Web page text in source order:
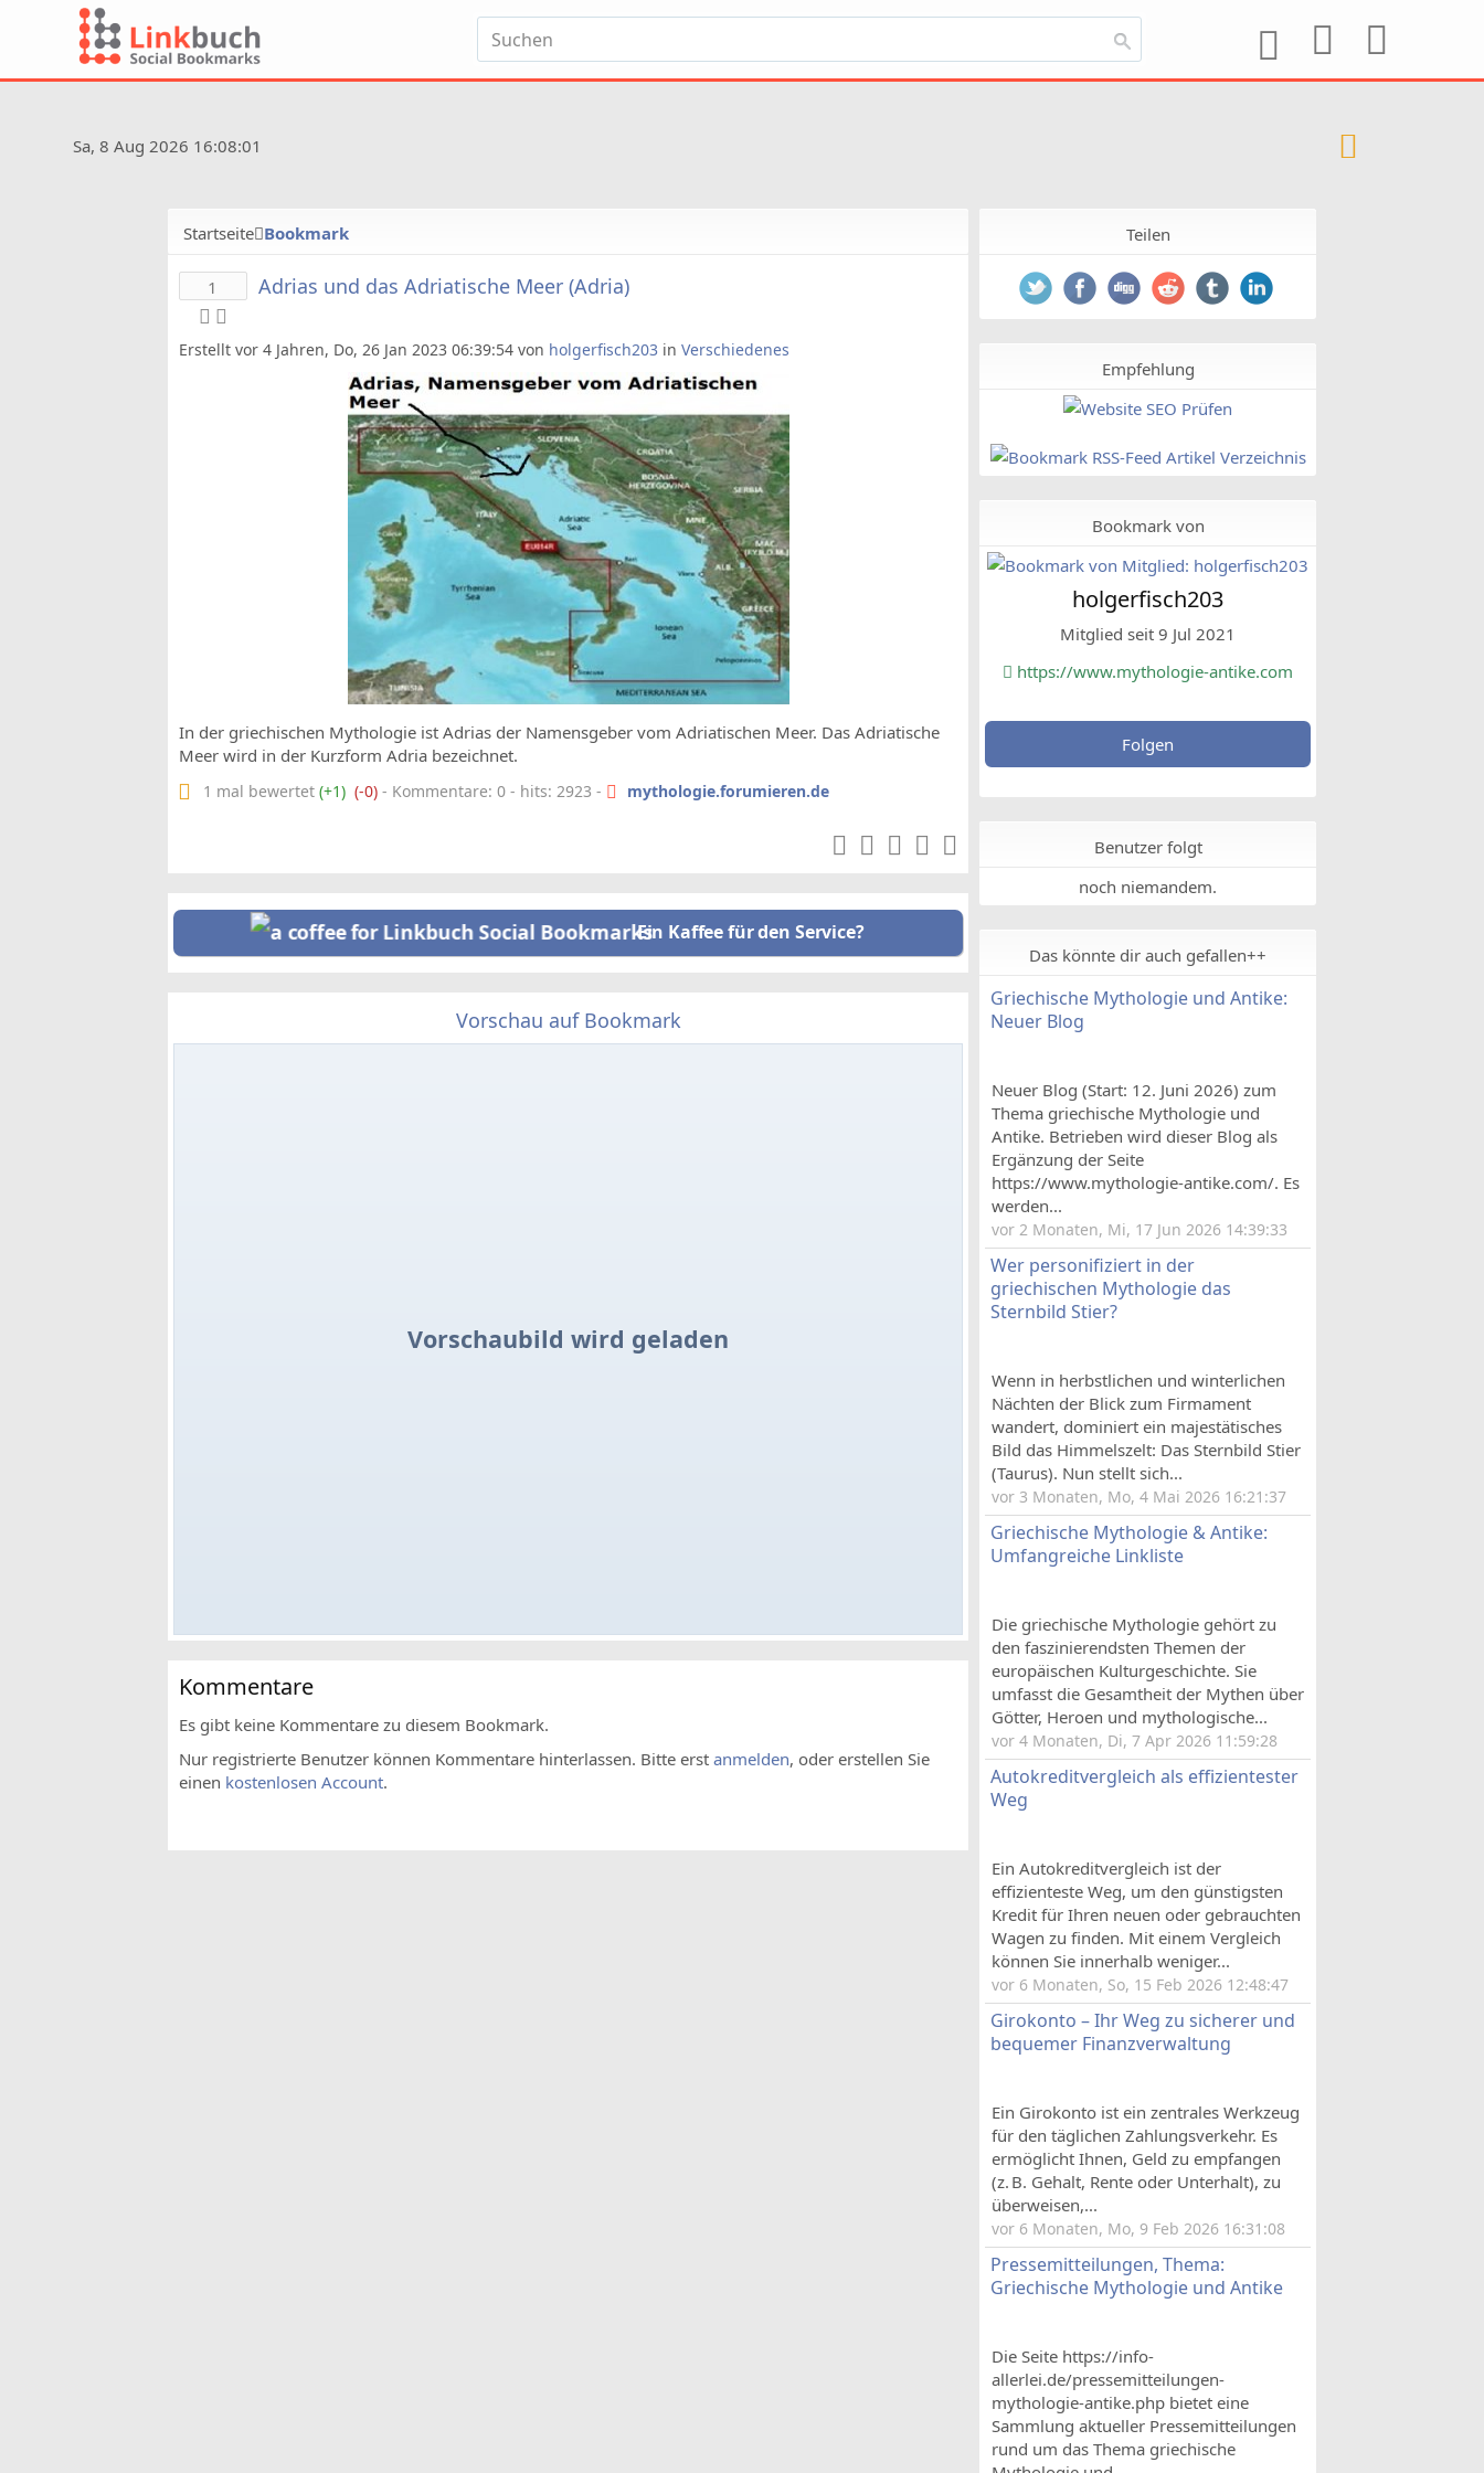
Sa, 8 Aug 2026 16:08:01
Startseite Bookmark
1 Adrias und das Adriatische Meer (Adria)
Erstellt vor 4 Jahren, Do, 26 Jan 2023 06:39:54 von holgerfisch203 in Verschiedenes
In der griechischen Mythologie ist Adrias der Namensgeber vom Adriatischen Meer. Das Adriatische
Meer wird in der Kurzform Adria bezeichnet.
1 mal bewertet (+1) (-0) - Kommentare: 0 - hits: 2923 - mythologie.forumieren.de
Ein Kaffee für den Service?
Vorschau auf Bookmark
Vorschaubild wird geladen
Kommentare
Es gibt keine Kommentare zu diesem Bookmark.
Nur registrierte Benutzer können Kommentare hinterlassen. Bitte erst anmelden, oder erstellen Sie
einen kostenlosen Account.
Teilen
Empfehlung
Bookmark von
holgerfisch203
Mitglied seit 9 Jul 2021
https://www.mythologie-antike.com
Folgen
Benutzer folgt
noch niemandem.
Das könnte dir auch gefallen++
Griechische Mythologie und Antike:
Neuer Blog
Neuer Blog (Start: 12. Juni 2026) zum
Thema griechische Mythologie und
Antike. Betrieben wird dieser Blog als
Ergänzung der Seite
https://www.mythologie-antike.com/. Es
werden...
vor 2 Monaten, Mi, 17 Jun 2026 14:39:33
Wer personifiziert in der
griechischen Mythologie das
Sternbild Stier?
Wenn in herbstlichen und winterlichen
Nächten der Blick zum Firmament
wandert, dominiert ein majestätisches
Bild das Himmelszelt: Das Sternbild Stier
(Taurus). Nun stellt sich...
vor 3 Monaten, Mo, 4 Mai 2026 16:21:37
Griechische Mythologie & Antike:
Umfangreiche Linkliste
Die griechische Mythologie gehört zu
den faszinierendsten Themen der
europäischen Kulturgeschichte. Sie
umfasst die Gesamtheit der Mythen über
Götter, Heroen und mythologische...
vor 4 Monaten, Di, 7 Apr 2026 11:59:28
Autokreditvergleich als effizientester
Weg
Ein Autokreditvergleich ist der
effizienteste Weg, um den günstigsten
Kredit für Ihren neuen oder gebrauchten
Wagen zu finden. Mit einem Vergleich
können Sie innerhalb weniger...
vor 6 Monaten, So, 15 Feb 2026 12:48:47
Girokonto – Ihr Weg zu sicherer und
bequemer Finanzverwaltung
Ein Girokonto ist ein zentrales Werkzeug
für den täglichen Zahlungsverkehr. Es
ermöglicht Ihnen, Geld zu empfangen
(z. B. Gehalt, Rente oder Unterhalt), zu
überweisen,...
vor 6 Monaten, Mo, 9 Feb 2026 16:31:08
Pressemitteilungen, Thema:
Griechische Mythologie und Antike
Die Seite https://info-
allerlei.de/pressemitteilungen-
mythologie-antike.php bietet eine
Sammlung aktueller Pressemitteilungen
rund um das Thema griechische